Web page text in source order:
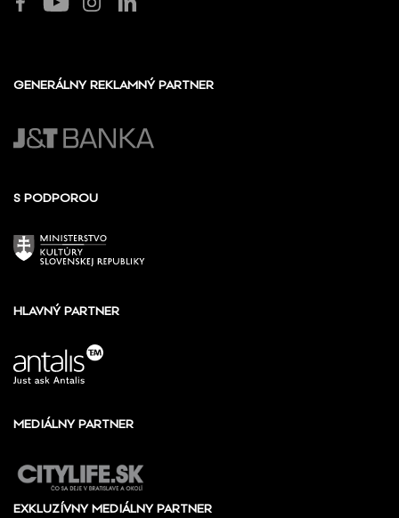
GENERÁLNY REKLAMNÝ PARTNER
S PODPOROU
HLAVNÝ PARTNER
MEDIÁLNY PARTNER
EXKLUZÍVNY MEDIÁLNY PARTNER